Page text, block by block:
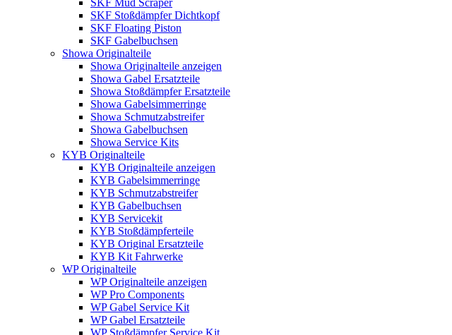
SKF Mud Scraper
SKF Stoßdämpfer Dichtkopf
SKF Floating Piston
SKF Gabelbuchsen
Showa Originalteile
Showa Originalteile anzeigen
Showa Gabel Ersatzteile
Showa Stoßdämpfer Ersatzteile
Showa Gabelsimmerringe
Showa Schmutzabstreifer
Showa Gabelbuchsen
Showa Service Kits
KYB Originalteile
KYB Originalteile anzeigen
KYB Gabelsimmerringe
KYB Schmutzabstreifer
KYB Gabelbuchsen
KYB Servicekit
KYB Stoßdämpferteile
KYB Original Ersatzteile
KYB Kit Fahrwerke
WP Originalteile
WP Originalteile anzeigen
WP Pro Components
WP Gabel Service Kit
WP Gabel Ersatzteile
WP Stoßdämpfer Service Kit